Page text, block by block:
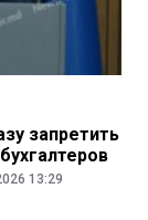
запретить
13:29